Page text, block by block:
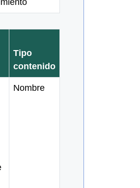
Tipo
contenido
Nombre